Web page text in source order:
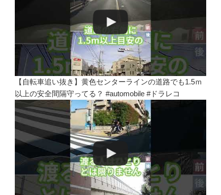
【自転車追い抜き】黄色センターラインの道路でも1.5ｍ
以上の安全間隔守ってる？ #automobile #ドラレコ